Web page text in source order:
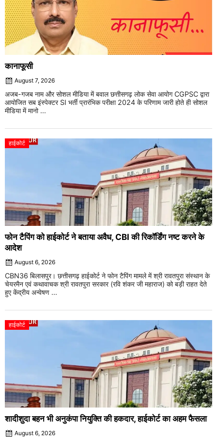
कानाफूसी
August 7, 2026
अजब-गजब नाम और सोशल मीडिया में बवाल छत्तीसगढ़ लोक सेवा आयोग CGPSC द्वारा
आयोजित सब इंस्पेक्टर SI भर्ती प्रारंभिक परीक्षा 2024 के परिणाम जारी होते ही सोशल
मीडिया में मानो ...
हाईकोर्ट
फोन टैपिंग को हाईकोर्ट ने बताया अवैध, CBI की रिकॉर्डिंग नष्ट करने के
आदेश
August 6, 2026
CBN36 बिलासपुर। छत्तीसगढ़ हाईकोर्ट ने फोन टैपिंग मामले में श्री रावतपुरा संस्थान के
चेयरमैन एवं कथावाचक श्री रावतपुरा सरकार (रवि शंकर जी महाराज) को बड़ी राहत देते
हुए केंद्रीय अन्वेषण ...
हाईकोर्ट
शादीशुदा बहन भी अनुकंपा नियुक्ति की हकदार, हाईकोर्ट का अहम फैसला
August 6, 2026